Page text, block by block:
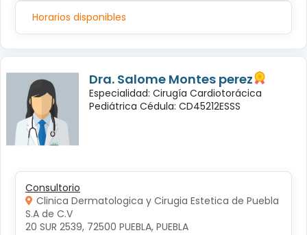
Horarios disponibles
Dra. Salome Montes perez
Especialidad: Cirugía Cardiotorácica
Pediátrica Cédula: CD45212ESSS
Consultorio
Clinica Dermatologica y Cirugia Estetica de Puebla
S.A de C.V
20 SUR 2539, 72500 PUEBLA, PUEBLA